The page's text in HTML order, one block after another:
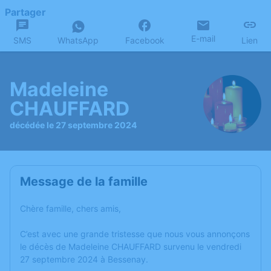
Partager
SMS WhatsApp Facebook E-mail Lien
Madeleine
CHAUFFARD
décédée le 27 septembre 2024
Message de la famille
Chère famille, chers amis,
C’est avec une grande tristesse que nous vous annonçons
le décès de Madeleine CHAUFFARD survenu le vendredi
27 septembre 2024 à Bessenay.